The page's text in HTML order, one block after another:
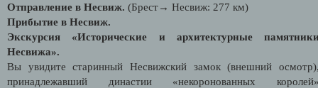
Отправление в Несвиж. (Брест→ Несвиж: 277 км)
Прибытие в Несвиж.
Экскурсия «Исторические и архитектурные
Несвижа».
Вы увидите старинный Несвижский замок (внешний
принадлежавший династии «некоронованных